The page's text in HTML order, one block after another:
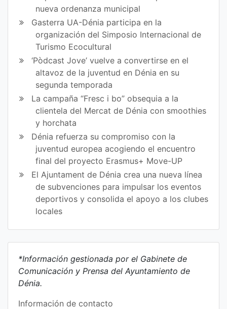
nueva ordenanza municipal
Gasterra UA-Dénia participa en la
organización del Simposio Internacional de
Turismo Ecocultural
‘Pòdcast Jove’ vuelve a convertirse en el
altavoz de la juventud en Dénia en su
segunda temporada
La campaña “Fresc i bo” obsequia a la
clientela del Mercat de Dénia con smoothies
y horchata
Dénia refuerza su compromiso con la
juventud europea acogiendo el encuentro
final del proyecto Erasmus+ Move-UP
El Ajuntament de Dénia crea una nueva línea
de subvenciones para impulsar los eventos
deportivos y consolida el apoyo a los clubes
locales
*Información gestionada por el Gabinete de
Comunicación y Prensa del Ayuntamiento de
Dénia.
Información de contacto